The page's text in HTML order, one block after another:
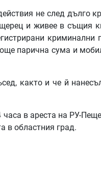
не след дълго
и живее в същия
криминални
парична сума и
както и че й
в ареста на РУ-
в областния град.